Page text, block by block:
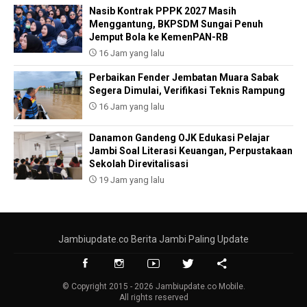
Nasib Kontrak PPPK 2027 Masih
Menggantung, BKPSDM Sungai Penuh
Jemput Bola ke KemenPAN-RB
16 Jam yang lalu
Perbaikan Fender Jembatan Muara Sabak
Segera Dimulai, Verifikasi Teknis Rampung
16 Jam yang lalu
Danamon Gandeng OJK Edukasi Pelajar
Jambi Soal Literasi Keuangan, Perpustakaan
Sekolah Direvitalisasi
19 Jam yang lalu
Jambiupdate.co Berita Jambi Paling Update
© Copyright 2015 - 2026 Jambiupdate.co Mobile.
All rights reserved